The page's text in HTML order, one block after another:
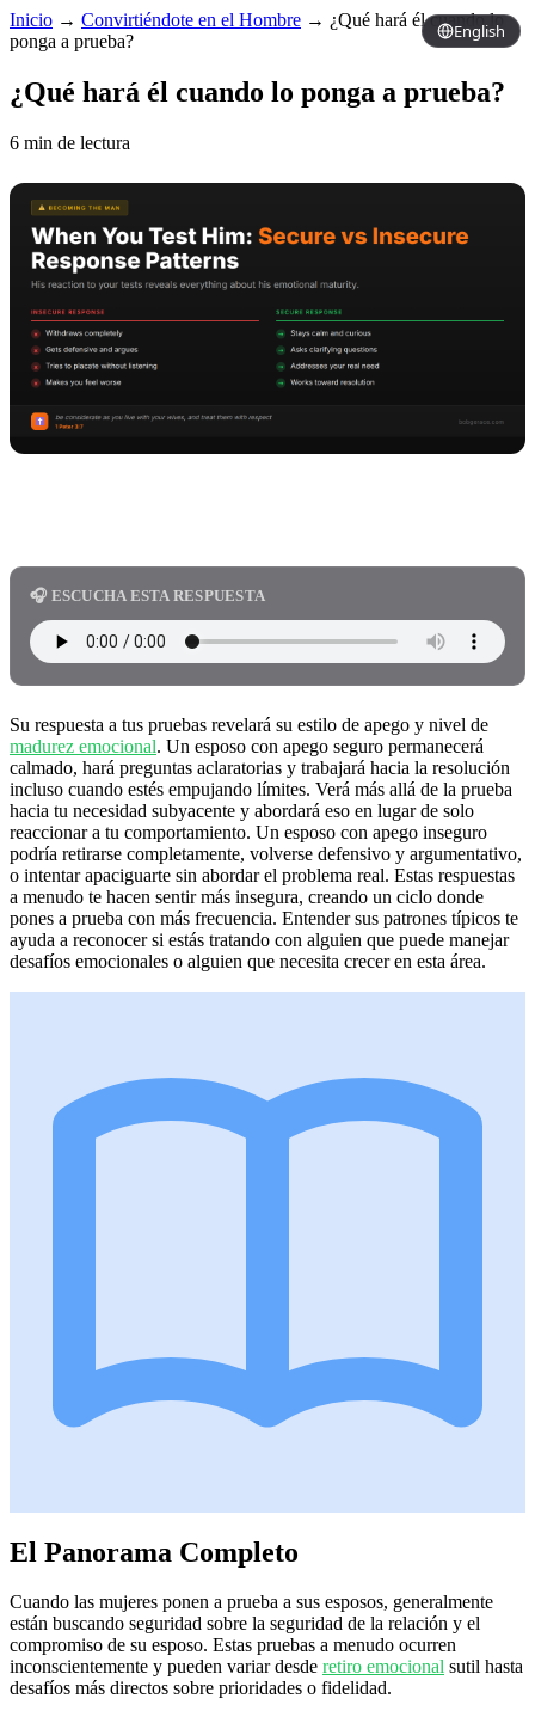
English
Inicio → Convirtiéndote en el Hombre → ¿Qué hará él cuando lo
ponga a prueba?
¿Qué hará él cuando lo ponga a prueba?
6 min de lectura
🎧 ESCUCHA ESTA RESPUESTA
Su respuesta a tus pruebas revelará su estilo de apego y nivel de
madurez emocional. Un esposo con apego seguro permanecerá
calmado, hará preguntas aclaratorias y trabajará hacia la resolución
incluso cuando estés empujando límites. Verá más allá de la prueba
hacia tu necesidad subyacente y abordará eso en lugar de solo
reaccionar a tu comportamiento. Un esposo con apego inseguro
podría retirarse completamente, volverse defensivo y argumentativo,
o intentar apaciguarte sin abordar el problema real. Estas respuestas
a menudo te hacen sentir más insegura, creando un ciclo donde
pones a prueba con más frecuencia. Entender sus patrones típicos te
ayuda a reconocer si estás tratando con alguien que puede manejar
desafíos emocionales o alguien que necesita crecer en esta área.
El Panorama Completo
Cuando las mujeres ponen a prueba a sus esposos, generalmente
están buscando seguridad sobre la seguridad de la relación y el
compromiso de su esposo. Estas pruebas a menudo ocurren
inconscientemente y pueden variar desde retiro emocional sutil hasta
desafíos más directos sobre prioridades o fidelidad.